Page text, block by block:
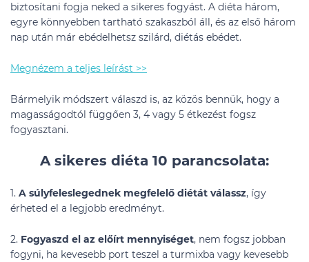
biztosítani fogja neked a sikeres fogyást. A diéta három,
egyre könnyebben tartható szakaszból áll, és az első három
nap után már ebédelhetsz szilárd, diétás ebédet.
Megnézem a teljes leírást >>
Bármelyik módszert válaszd is, az közös bennük, hogy a
magasságodtól függően 3, 4 vagy 5 étkezést fogsz
fogyasztani.
A sikeres diéta 10 parancsolata:
1. A súlyfeleslegednek megfelelő diétát válassz, így
érheted el a legjobb eredményt.
2. Fogyaszd el az előírt mennyiséget, nem fogsz jobban
fogyni, ha kevesebb port teszel a turmixba vagy kevesebb